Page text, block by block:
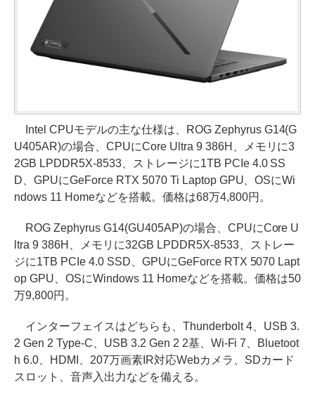
Intel CPUモデルの主な仕様は、ROG Zephyrus G14(G
U405AR)の場合、CPUにCore Ultra 9 386H、メモリに3
2GB LPDDR5X-8533、ストレージに1TB PCIe 4.0 SS
D、GPUにGeForce RTX 5070 Ti Laptop GPU、OSにWi
ndows 11 Homeなどを搭載。価格は68万4,800円。
ROG Zephyrus G14(GU405AP)の場合、CPUにCore U
ltra 9 386H、メモリに32GB LPDDR5X-8533、ストレー
ジに1TB PCIe 4.0 SSD、GPUにGeForce RTX 5070 Lapt
op GPU、OSにWindows 11 Homeなどを搭載。価格は50
万9,800円。
インターフェイスはどちらも、Thunderbolt 4、USB 3.
2 Gen 2 Type-C、USB 3.2 Gen 2 2基、Wi-Fi 7、Bluetoot
h 6.0、HDMI、207万画素IR対応Webカメラ、SDカード
スロット、音声入出力などを備える。